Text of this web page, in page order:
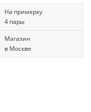
На примерку
4 пары
Магазин
в Москве